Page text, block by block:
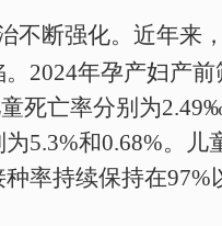
不断强化。近年来
2024年孕产妇产前
死亡率分别为2.49
为5.3%和0.68%。儿
率持续保持在97%